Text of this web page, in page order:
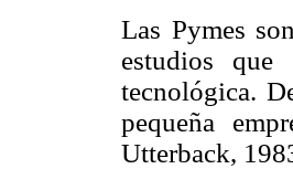
Las Pymes
estudios
tecnológica.
pequeña
Utterback,